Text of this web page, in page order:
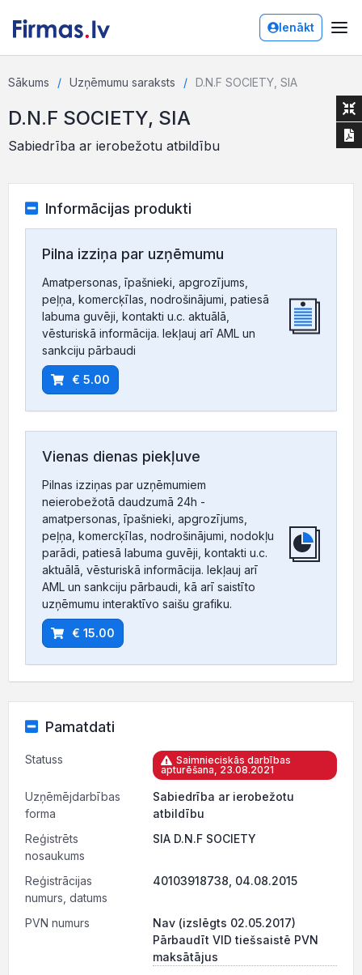
Ienākt
Sākums Uzņēmumu saraksts D.N.F SOCIETY, SIA
D.N.F SOCIETY, SIA
Sabiedrība ar ierobežotu atbildību
Informācijas produkti
Pilna izziņa par uzņēmumu
Amatpersonas, īpašnieki, apgrozījums,
peļņa, komercķīlas, nodrošinājumi, patiesā
labuma guvēji, kontakti u.c. aktuālā,
vēsturiskā informācija. Iekļauj arī AML un
sankciju pārbaudi
€ 5.00
Vienas dienas piekļuve
Pilnas izziņas par uzņēmumiem
neierobežotā daudzumā 24h -
amatpersonas, īpašnieki, apgrozījums,
peļņa, komercķīlas, nodrošinājumi, nodokļu
parādi, patiesā labuma guvēji, kontakti u.c.
aktuālā, vēsturiskā informācija. Iekļauj arī
AML un sankciju pārbaudi, kā arī saistīto
uzņēmumu interaktīvo saišu grafiku.
€ 15.00
Pamatdati
Statuss
Saimnieciskās darbības
apturēšana, 23.08.2021
Uzņēmējdarbības
forma
Sabiedrība ar ierobežotu
atbildību
Reģistrēts
nosaukums
SIA D.N.F SOCIETY
Reģistrācijas
numurs, datums
40103918738, 04.08.2015
PVN numurs
Nav (izslēgts 02.05.2017)
Pārbaudīt VID tiešsaistē PVN
maksātājus